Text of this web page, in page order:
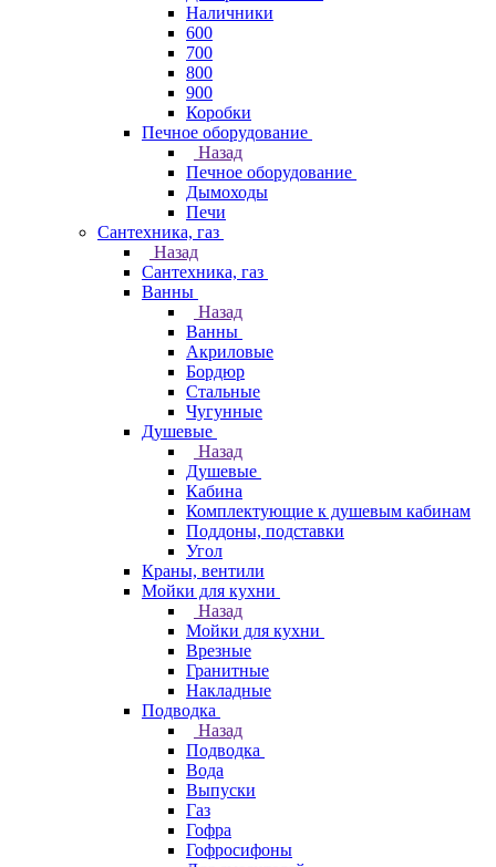
Наличники
600
700
800
900
Коробки
Печное оборудование
Назад
Печное оборудование
Дымоходы
Печи
Сантехника, газ
Назад
Сантехника, газ
Ванны
Назад
Ванны
Акриловые
Бордюр
Стальные
Чугунные
Душевые
Назад
Душевые
Кабина
Комплектующие к душевым кабинам
Поддоны, подставки
Угол
Краны, вентили
Мойки для кухни
Назад
Мойки для кухни
Врезные
Гранитные
Накладные
Подводка
Назад
Подводка
Вода
Выпуски
Газ
Гофра
Гофросифоны